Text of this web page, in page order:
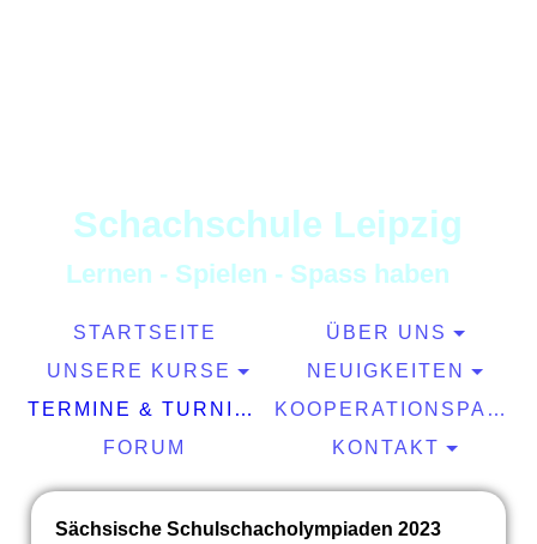
Schachschule Leipzig
Lernen - Spielen - Spass haben
STARTSEITE
ÜBER UNS
UNSERE KURSE
NEUIGKEITEN
TERMINE & TURNIERE
KOOPERATIONSPARTNER
FORUM
KONTAKT
Sächsische Schulschacholympiaden 2023